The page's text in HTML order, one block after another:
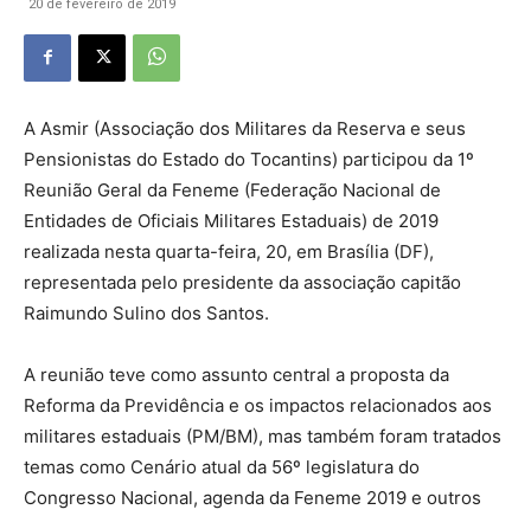
20 de fevereiro de 2019
A Asmir (Associação dos Militares da Reserva e seus
Pensionistas do Estado do Tocantins) participou da 1º
Reunião Geral da Feneme (Federação Nacional de
Entidades de Oficiais Militares Estaduais) de 2019
realizada nesta quarta-feira, 20, em Brasília (DF),
representada pelo presidente da associação capitão
Raimundo Sulino dos Santos.
A reunião teve como assunto central a proposta da
Reforma da Previdência e os impactos relacionados aos
militares estaduais (PM/BM), mas também foram tratados
temas como Cenário atual da 56º legislatura do
Congresso Nacional, agenda da Feneme 2019 e outros